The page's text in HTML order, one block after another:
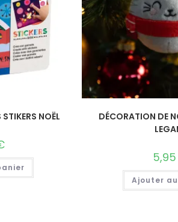
NOËL
DÉCORATION DE
5,95
Ajouter